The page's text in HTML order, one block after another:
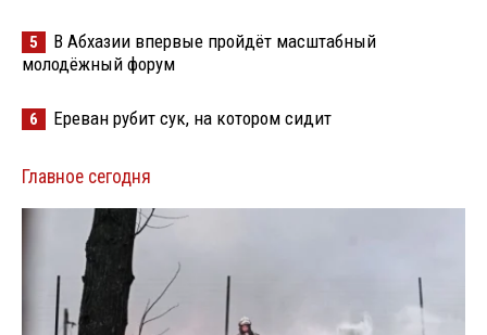
5
В Абхазии впервые пройдёт масштабный
молодёжный форум
6 Ереван рубит сук, на котором сидит
Главное сегодня